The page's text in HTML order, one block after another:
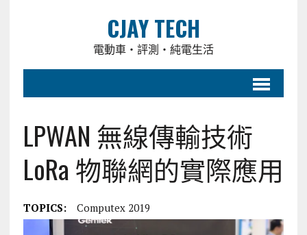
CJAY TECH
電動車・評測・純電生活
LPWAN 無線傳輸技術
LoRa 物聯網的實際應用
TOPICS: Computex 2019